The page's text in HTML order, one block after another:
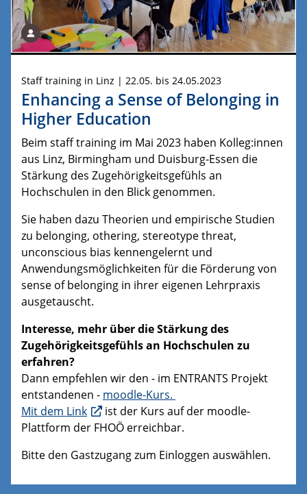
Staff training in Linz | 22.05. bis 24.05.2023
Enhancing a Sense of Belonging in
Higher Education
Beim staff training im Mai 2023 haben Kolleg:innen
aus Linz, Birmingham und Duisburg-Essen die
Stärkung des Zugehörigkeitsgefühls an
Hochschulen in den Blick genommen.
Sie haben dazu Theorien und empirische Studien
zu belonging, othering, stereotype threat,
unconscious bias kennengelernt und
Anwendungsmöglichkeiten für die Förderung von
sense of belonging in ihrer eigenen Lehrpraxis
ausgetauscht.
Interesse, mehr über die Stärkung des
Zugehörigkeitsgefühls an Hochschulen zu
erfahren?
Dann empfehlen wir den - im ENTRANTS Projekt
entstandenen - moodle-Kurs.
Mit dem Link
ist der Kurs auf der moodle-
Plattform der FHOÖ erreichbar.
Bitte den Gastzugang zum Einloggen auswählen.